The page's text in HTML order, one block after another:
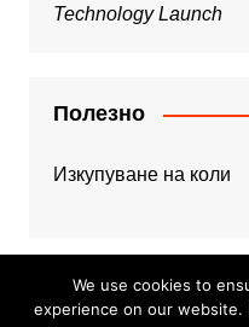
Technology Launch
Полезно
Изкупуване на коли
We use cookies to
experience on our